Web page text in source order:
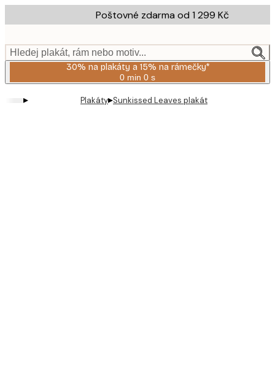
to
content.
Poštovné zdarma od 1 299 Kč
Hledej plakát, rám nebo motiv...
30% na plakáty a 15% na rámečky*
0 min 0 s
Platné
2026-
▸ Plakáty▸Sunkissed Leaves plakát